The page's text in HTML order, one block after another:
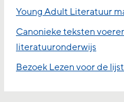
Young Adult Literatuur
Canonieke teksten
literatuuronderwijs
Bezoek Lezen voor de